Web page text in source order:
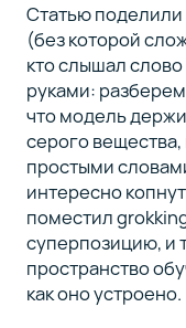
Статью поделили
(без которой
кто слышал
руками:
что модель
серого
простыми
интересно
поместил
суперпозицию, и
пространство
как оно устроено.